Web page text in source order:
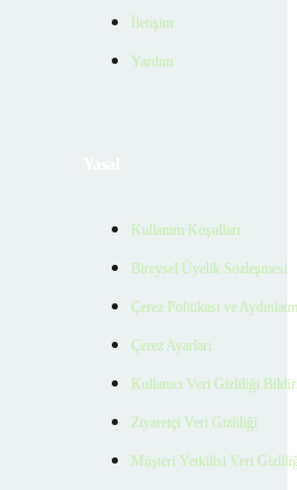
İletişim
Yardım
Kullanım Koşulları
Bireysel Üyelik Sözleşmesi
Çerez Politikası ve
Çerez Ayarları
Kullanıcı Veri Gizliliği
Ziyaretçi Veri Gizliliği
Müşteri Yetkilisi Veri